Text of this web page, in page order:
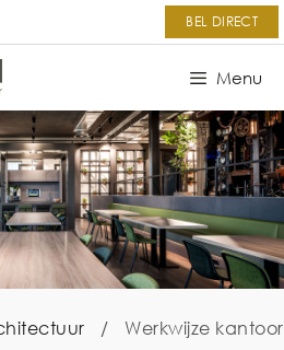
BEL DIRECT
Menu
/ Werkwijze kantoor